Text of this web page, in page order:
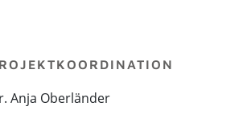
Anja Oberländer